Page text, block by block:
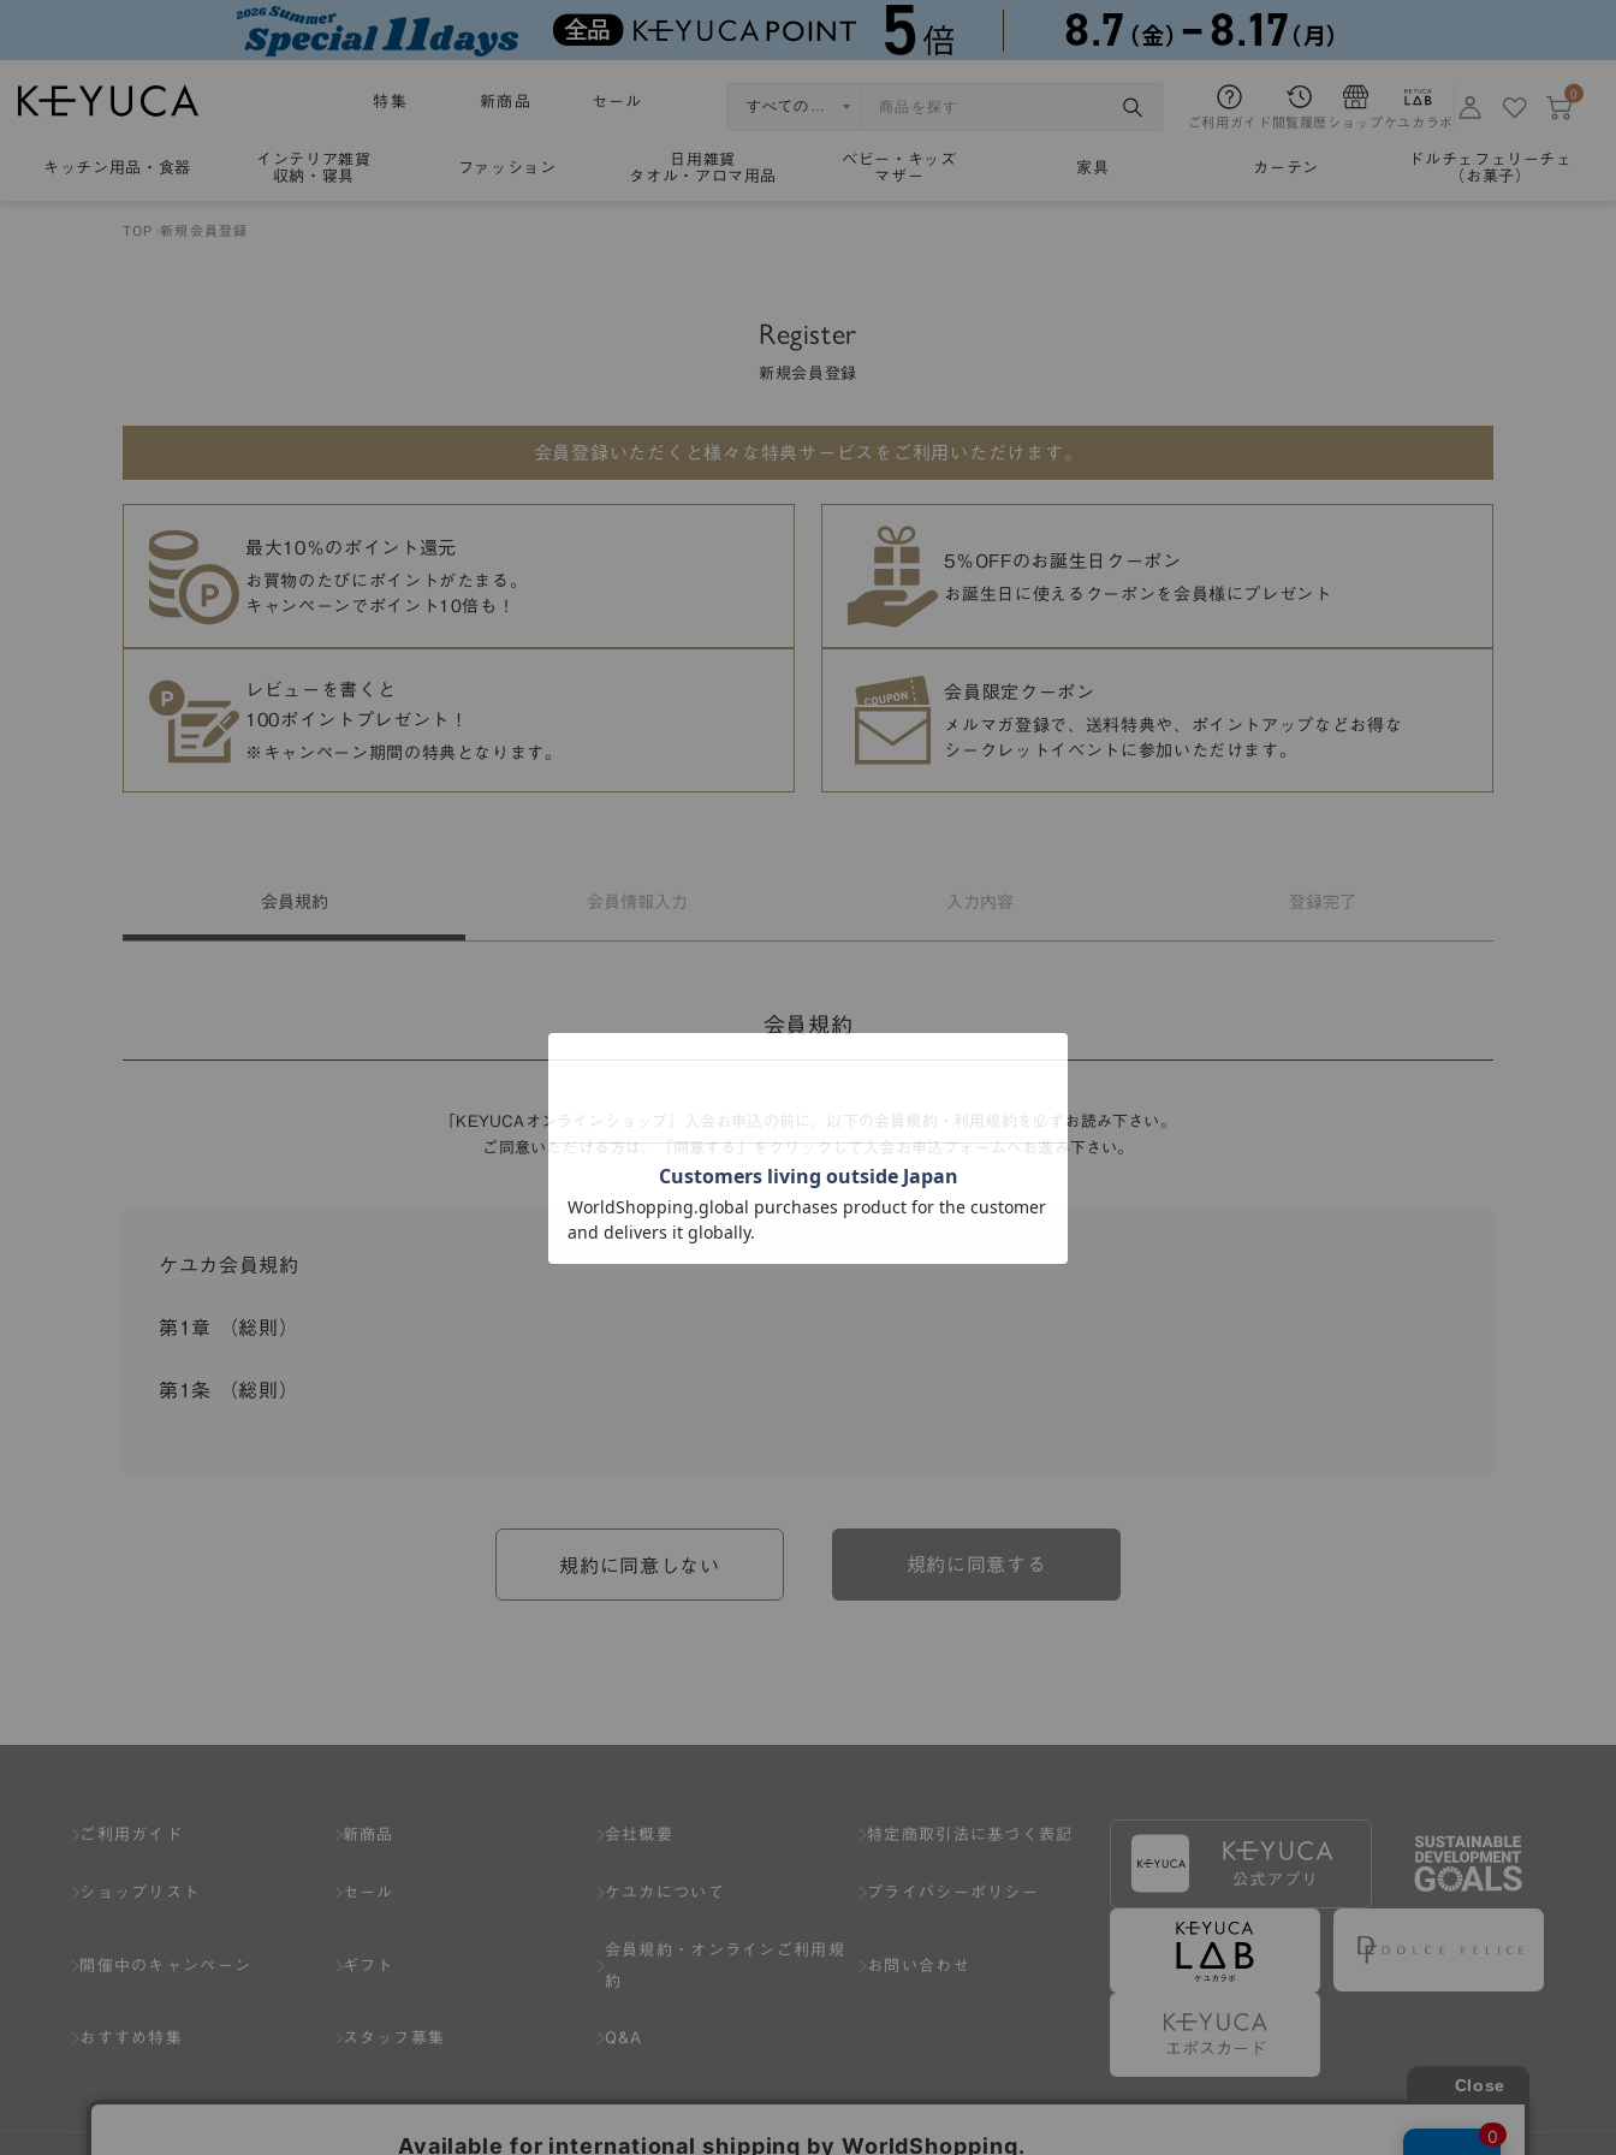
特集 新商品 セール
ご利用ガイド 閲覧履歴 ショップケユカラボ
0
キッチン用品 ・ 食器
インテリア雑貨
収納・寝具
ファッション
日用雑貨
タオル・アロマ用品
ベビー・キッズ
マザー
家具 カーテン
ドルチェフェリーチェ
（お菓子）
TOP 新規会員登録
Register
新規会員登録
会員登録いただくと様々な特典サービスをご利用いただけます。
最大10％のポイント還元
お買物のたびにポイントがたまる。
キャンペーンでポイント10倍も！
5％OFFのお誕生日クーポン
お誕生日に使えるクーポンを 会員様にプレゼント
レビューを書くと
100ポイントプレゼント！
※キャンペーン期間の特典となります。
会員限定クーポン
メルマガ登録で、送料特典や、
ポイントアップなどお得な
シークレットイベントに参加いただけます。
会員 規約 会員情報 入力 入力 内容 登録完了
会員規約
「KEYUCAオンラインショップ」入会お申込の前に、以下の会員規約・利用規約を必ずお読み下さい。
ご同意いただける方は、「同意する」をクリックして入会お申込フォームへお進み下さい。
ケユカ会員規約
第1章 （総則）
第1条 （総則）
ら個別規定はその名称のいかんに関わらず、本規約の一部を構成するものとします。
本規約の定めが前項の個別規定の定めと矛盾する場合には、個別規定において特段の定めなき限り、個別規定の定めが優先されるものとします。
1.会員の登録は、弊社所定の情報を、インターネット上のページへの入力、または弊社が別途指定する方法に従って提出することで登録することが出来ます。
2.会員登録は、一人につき１アカウントのみとします。一人で２アカウント以上を登録したと弊社が合理的な理由に基づき判断した場合は、弊社は、その登録を取り消す
3.前項の定めの他、弊社は、会員登録した方が以下の各号のいずれかの事由に該当する場合は、その登録を拒否し、または事前に通知することなく一旦なされた登録を取
（1） 本規約違反により、会員登録の抹消等の処分を受けている場合。
（2） 会員登録の申請に虚偽の事項が含まれている場合。
規約に同意しない 規約に同意する
ご利用ガイド
ショップリスト
開催中のキャンペーン
おすすめ特集
新商品
セール
ギフト
スタッフ募集
会社概要
ケユカについて
会員規約・
オンラインご利用規
約
Q&A
特定商取引法に基づく表記
プライバシーポリシー
お問い合わせ